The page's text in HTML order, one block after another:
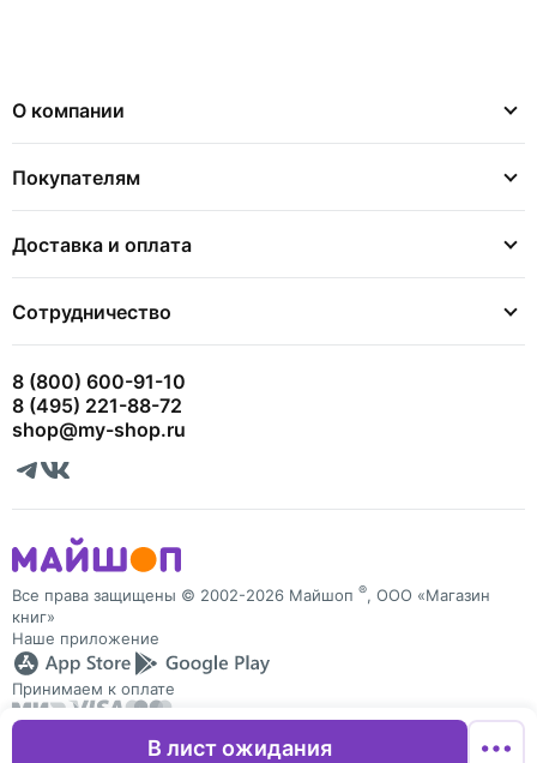
В лист ожидания
О компании
Покупателям
Доставка и оплата
Сотрудничество
8 (800) 600-91-10
8 (495) 221-88-72
shop@my-shop.ru
Все права защищены © 2002-2026 Майшоп ®, ООО «Магазин
книг»
Наше приложение
Принимаем к оплате